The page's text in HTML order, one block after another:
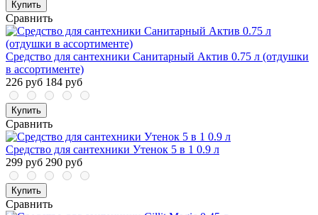
Купить
Сравнить
Средство для сантехники Санитарный Актив 0.75 л (отдушки
в ассортименте)
226 руб 184 руб
Купить
Сравнить
Средство для сантехники Утенок 5 в 1 0.9 л
299 руб 290 руб
Купить
Сравнить